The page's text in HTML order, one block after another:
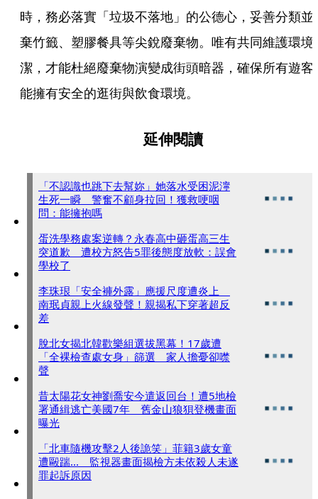
時，務必落實「垃圾不落地」的公德心，妥善分類並
棄竹籤、塑膠餐具等尖銳廢棄物。唯有共同維護環境
潔，才能杜絕廢棄物演變成街頭暗器，確保所有遊客
能擁有安全的逛街與飲食環境。
延伸閱讀
「不認識也跳下去幫妳」她落水受困泥濘
生死一瞬 警奮不顧身拉回！獲救哽咽
問：能擁抱嗎
蛋洗學務處案逆轉？永春高中砸蛋高三生
突道歉 遭校方怒告5罪後態度放軟：誤會
學校了
李珠珢「安全褲外露」應援尺度遭炎上
南珉貞親上火線發聲！親揭私下穿著超反
差
脫北女揭北韓歡樂組選拔黑幕！17歲遭
「全裸檢查處女身」篩選 家人擔憂卻噤
聲
昔太陽花女神劉喬安今遣返回台！遭5地檢
署通緝逃亡美國7年 舊金山狼狽登機畫面
曝光
「北車隨機攻擊2人後詭笑」菲籍3歲女童
遭毆踹... 監視器畫面揭檢方未依殺人未遂
罪起訴原因